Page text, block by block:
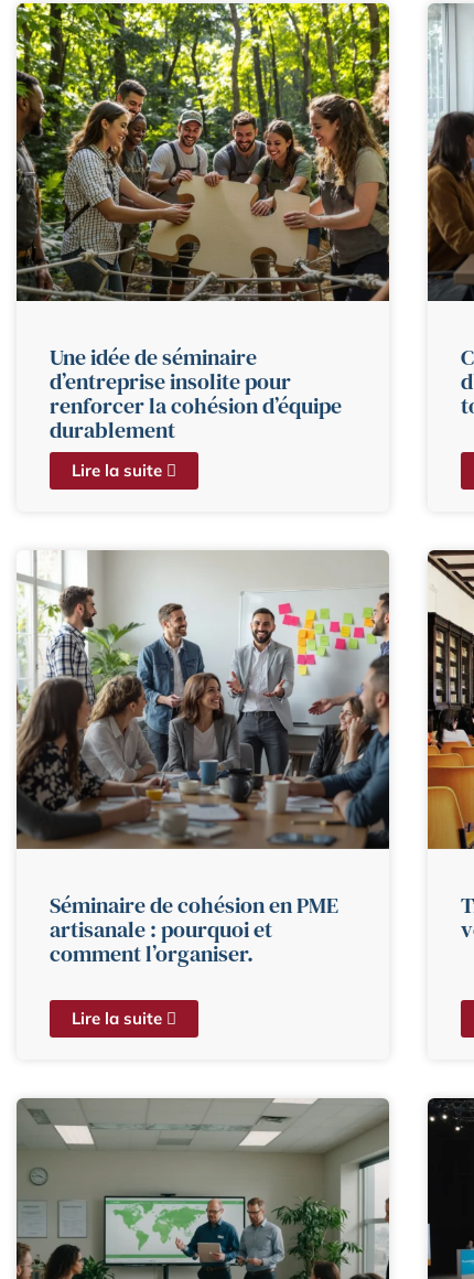
Une idée de séminaire
d’entreprise insolite pour
renforcer la cohésion d’équipe
durablement
Lire la suite
Séminaire de cohésion en PME
artisanale : pourquoi et
comment l’organiser.
Lire la suite